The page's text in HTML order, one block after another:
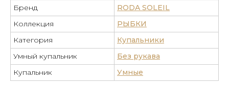
Бренд
RODA SOLEIL
Коллекция
РЫБКИ
Категория
Купальники
Умный купальник
Без рукава
Купальник
Умные